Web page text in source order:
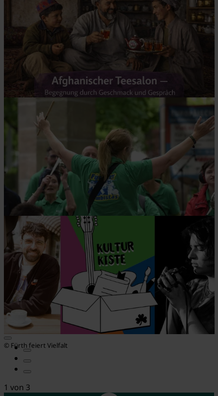
© Fürth feiert Vielfalt
© Fürth feiert Vielfalt
© Fürth feiert Vielfalt
1 von 3